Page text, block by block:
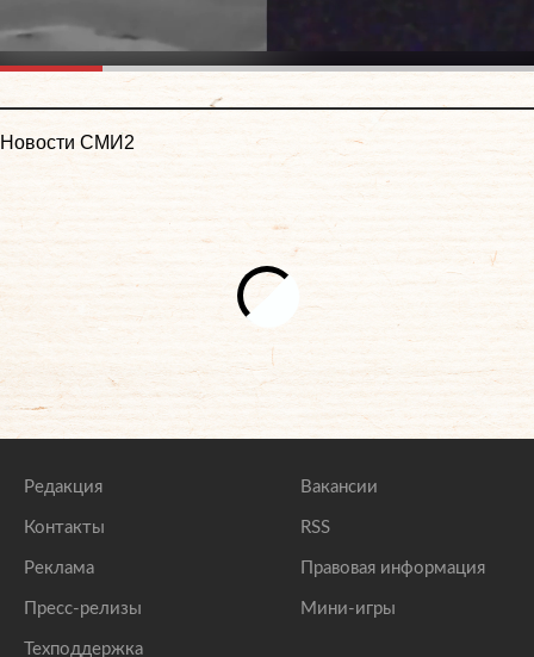
Новости СМИ2
Редакция
Контакты
Реклама
Пресс-релизы
Техподдержка
Вакансии
RSS
Правовая информация
Мини-игры